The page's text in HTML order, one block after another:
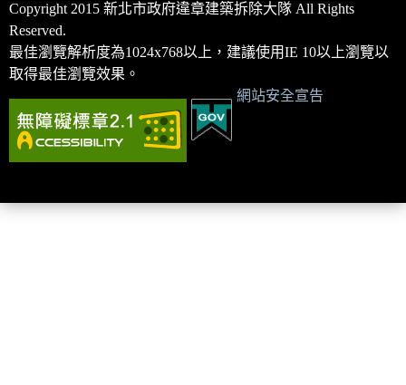
Copyright 2015 新北市政府違章建築拆除大隊 All Rights
Reserved.
最佳瀏覽解析度為1024x768以上，建議使用IE 10以上瀏覽以
取得最佳瀏覽效果。
網站安全宣告